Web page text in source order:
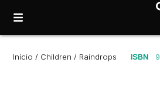
Início / Children / Raindrops ISBN